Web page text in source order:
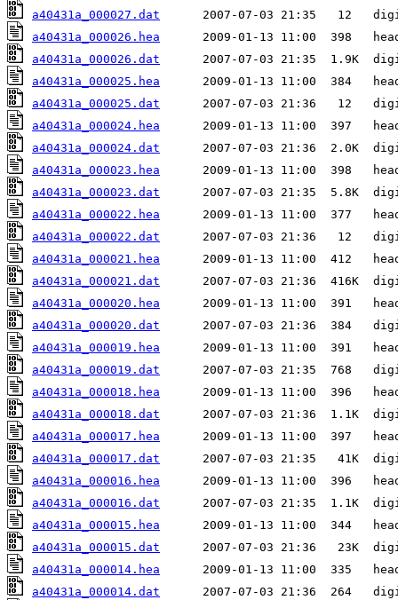
a40431a_000027.dat
a40431a_000026.hea
a40431a_000026.dat
a40431a_000025.hea
a40431a_000025.dat
a40431a_000024.hea
a40431a_000024.dat
a40431a_000023.hea
a40431a_000023.dat
a40431a_000022.hea
a40431a_000022.dat
a40431a_000021.hea
a40431a_000021.dat
a40431a_000020.hea
a40431a_000020.dat
a40431a_000019.hea
a40431a_000019.dat
a40431a_000018.hea
a40431a_000018.dat
a40431a_000017.hea
a40431a_000017.dat
a40431a_000016.hea
a40431a_000016.dat
a40431a_000015.hea
a40431a_000015.dat
a40431a_000014.hea
a40431a_000014.dat